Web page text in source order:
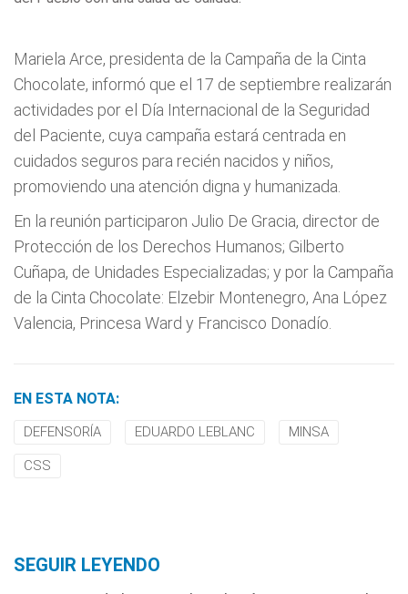
Mariela Arce, presidenta de la Campaña de la Cinta
Chocolate, informó que el 17 de septiembre realizarán
actividades por el Día Internacional de la Seguridad
del Paciente, cuya campaña estará centrada en
cuidados seguros para recién nacidos y niños,
promoviendo una atención digna y humanizada.
En la reunión participaron Julio De Gracia, director de
Protección de los Derechos Humanos; Gilberto
Cuñapa, de Unidades Especializadas; y por la Campaña
de la Cinta Chocolate: Elzebir Montenegro, Ana López
Valencia, Princesa Ward y Francisco Donadío.
EN ESTA NOTA:
DEFENSORÍA EDUARDO LEBLANC MINSA
CSS
SEGUIR LEYENDO